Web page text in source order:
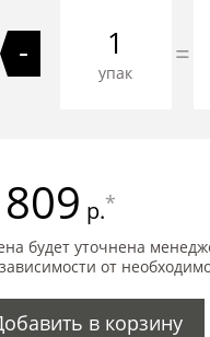
-
упак
=
р.*
будет уточнена
от
в корзину